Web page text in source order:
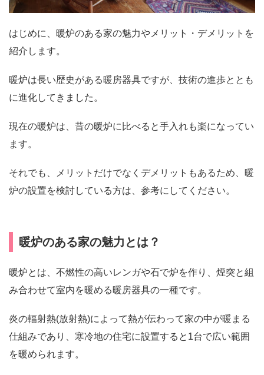
はじめに、暖炉のある家の魅力やメリット・デメリットを
紹介します。
暖炉は長い歴史がある暖房器具ですが、技術の進歩ととも
に進化してきました。
現在の暖炉は、昔の暖炉に比べると手入れも楽になってい
ます。
それでも、メリットだけでなくデメリットもあるため、暖
炉の設置を検討している方は、参考にしてください。
暖炉のある家の魅力とは？
暖炉とは、不燃性の高いレンガや石で炉を作り、煙突と組
み合わせて室内を暖める暖房器具の一種です。
炎の輻射熱(放射熱)によって熱が伝わって家の中が暖まる
仕組みであり、寒冷地の住宅に設置すると1台で広い範囲
を暖められます。